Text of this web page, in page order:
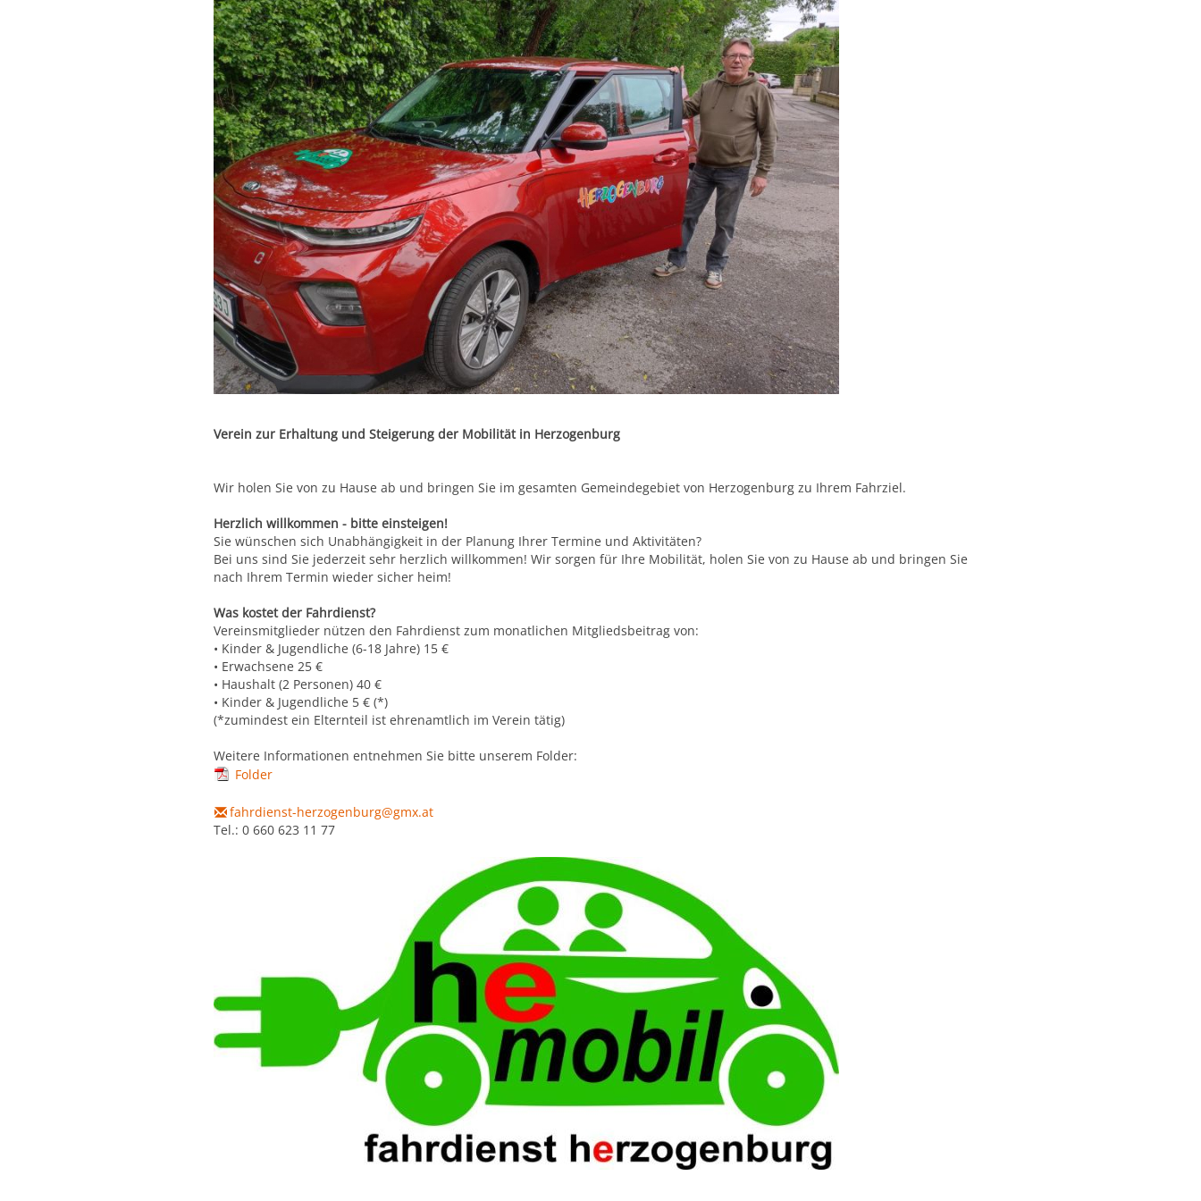
Verein zur Erhaltung und Steigerung der Mobilität in Herzogenburg
Wir holen Sie von zu Hause ab und bringen Sie im gesamten Gemeindegebiet von Herzogenburg zu Ihrem Fahrziel.
Herzlich willkommen - bitte einsteigen!
Sie wünschen sich Unabhängigkeit in der Planung Ihrer Termine und Aktivitäten?
Bei uns sind Sie jederzeit sehr herzlich willkommen! Wir sorgen für Ihre Mobilität, holen Sie von zu Hause ab und bringen Sie
nach Ihrem Termin wieder sicher heim!
Was kostet der Fahrdienst?
Vereinsmitglieder nützen den Fahrdienst zum monatlichen Mitgliedsbeitrag von:
• Kinder & Jugendliche (6-18 Jahre) 15 €
• Erwachsene 25 €
• Haushalt (2 Personen) 40 €
• Kinder & Jugendliche 5 € (*)
(*zumindest ein Elternteil ist ehrenamtlich im Verein tätig)
Weitere Informationen entnehmen Sie bitte unserem Folder:
Folder
fahrdienst-herzogenburg@gmx.at
Tel.: 0 660 623 11 77